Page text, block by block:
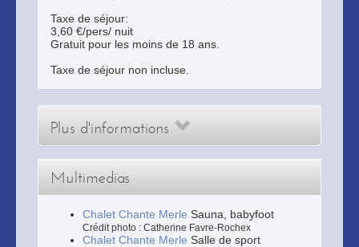
Taxe de séjour:
3,60 €/pers/ nuit
Gratuit pour les moins de 18 ans.
Taxe de séjour non incluse.
Plus d'informations
Multimedias
Chalet Chante Merle Sauna, babyfoot
Crédit photo : Catherine Favre-Rochex
Chalet Chante Merle Salle de sport